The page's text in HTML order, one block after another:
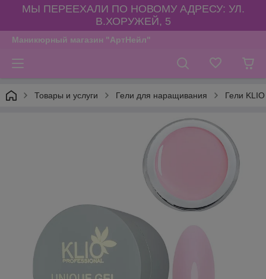
МЫ ПЕРЕЕХАЛИ ПО НОВОМУ АДРЕСУ: УЛ.
В.ХОРУЖЕЙ, 5
Маникюрный магазин "АртНейл"
Товары и услуги Гели для наращивания Гели KLIO